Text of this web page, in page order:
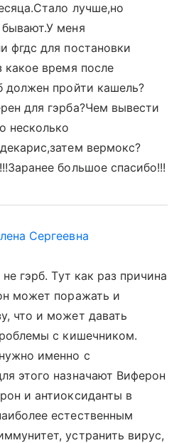
лучше,но
меня
фгдс для постановки
какое время после
должен пройти кашель?
для гэрба?Чем вывести
несколько
вермокс?
большое спасибо!!!
Сергеевна
гэрб. Тут как раз причина
может поражать и
что и может давать
с кишечником.
именно с
этого назначают Виферон
и антиоксиданты в
естественным
устранить вирус,